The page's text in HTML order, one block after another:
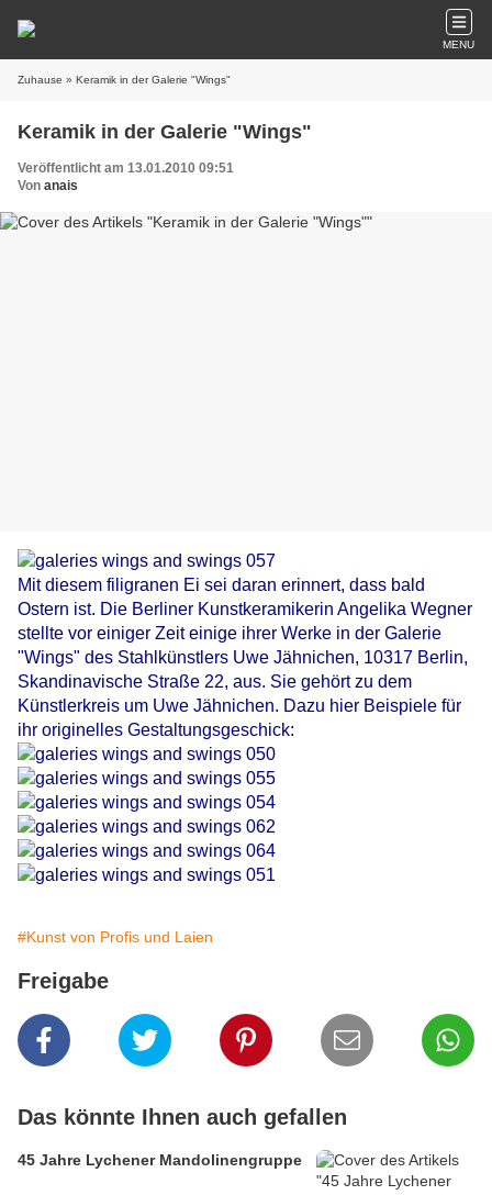
MENU
Zuhause » Keramik in der Galerie "Wings"
Keramik in der Galerie "Wings"
Veröffentlicht am 13.01.2010 09:51
Von anais
Mit diesem filigranen Ei sei daran erinnert, dass bald
Ostern ist. Die Berliner Kunstkeramikerin Angelika Wegner
stellte vor einiger Zeit einige ihrer Werke in der Galerie
"Wings" des Stahlkünstlers Uwe Jähnichen, 10317 Berlin,
Skandinavische Straße 22, aus. Sie gehört zu dem
Künstlerkreis um Uwe Jähnichen. Dazu hier Beispiele für
ihr originelles Gestaltungsgeschick:
#Kunst von Profis und Laien
Freigabe
Das könnte Ihnen auch gefallen
45 Jahre Lychener Mandolinengruppe